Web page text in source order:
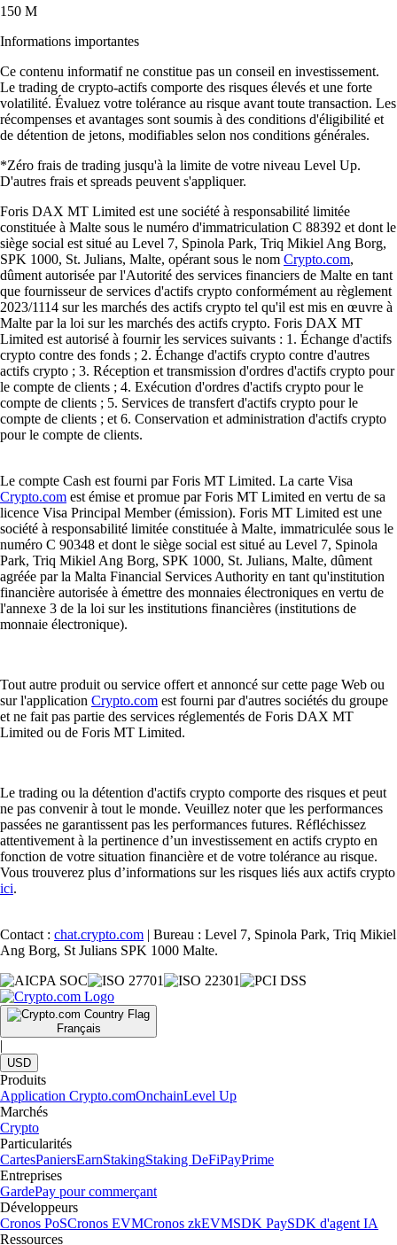
150 M
Informations importantes
Ce contenu informatif ne constitue pas un conseil en investissement.
Le trading de crypto-actifs comporte des risques élevés et une forte
volatilité. Évaluez votre tolérance au risque avant toute transaction. Les
récompenses et avantages sont soumis à des conditions d'éligibilité et
de détention de jetons, modifiables selon nos conditions générales.
*Zéro frais de trading jusqu'à la limite de votre niveau Level Up.
D'autres frais et spreads peuvent s'appliquer.
Foris DAX MT Limited est une société à responsabilité limitée
constituée à Malte sous le numéro d'immatriculation C 88392 et dont le
siège social est situé au Level 7, Spinola Park, Triq Mikiel Ang Borg,
SPK 1000, St. Julians, Malte, opérant sous le nom Crypto.com,
dûment autorisée par l'Autorité des services financiers de Malte en tant
que fournisseur de services d'actifs crypto conformément au règlement
2023/1114 sur les marchés des actifs crypto tel qu'il est mis en œuvre à
Malte par la loi sur les marchés des actifs crypto. Foris DAX MT
Limited est autorisé à fournir les services suivants : 1. Échange d'actifs
crypto contre des fonds ; 2. Échange d'actifs crypto contre d'autres
actifs crypto ; 3. Réception et transmission d'ordres d'actifs crypto pour
le compte de clients ; 4. Exécution d'ordres d'actifs crypto pour le
compte de clients ; 5. Services de transfert d'actifs crypto pour le
compte de clients ; et 6. Conservation et administration d'actifs crypto
pour le compte de clients.
Le compte Cash est fourni par Foris MT Limited. La carte Visa
Crypto.com est émise et promue par Foris MT Limited en vertu de sa
licence Visa Principal Member (émission). Foris MT Limited est une
société à responsabilité limitée constituée à Malte, immatriculée sous le
numéro C 90348 et dont le siège social est situé au Level 7, Spinola
Park, Triq Mikiel Ang Borg, SPK 1000, St. Julians, Malte, dûment
agréée par la Malta Financial Services Authority en tant qu'institution
financière autorisée à émettre des monnaies électroniques en vertu de
l'annexe 3 de la loi sur les institutions financières (institutions de
monnaie électronique).
Tout autre produit ou service offert et annoncé sur cette page Web ou
sur l'application Crypto.com est fourni par d'autres sociétés du groupe
et ne fait pas partie des services réglementés de Foris DAX MT
Limited ou de Foris MT Limited.
Le trading ou la détention d'actifs crypto comporte des risques et peut
ne pas convenir à tout le monde. Veuillez noter que les performances
passées ne garantissent pas les performances futures. Réfléchissez
attentivement à la pertinence d’un investissement en actifs crypto en
fonction de votre situation financière et de votre tolérance au risque.
Vous trouverez plus d’informations sur les risques liés aux actifs crypto
ici.
Contact : chat.crypto.com | Bureau : Level 7, Spinola Park, Triq Mikiel
Ang Borg, St Julians SPK 1000 Malte.
Français
|
USD
Produits
Application Crypto.comOnchainLevel Up
Marchés
Crypto
Particularités
CartesPaniersEarnStakingStaking DeFiPayPrime
Entreprises
GardePay pour commerçant
Développeurs
Cronos PoSCronos EVMCronos zkEVMSDK PaySDK d'agent IA
Ressources